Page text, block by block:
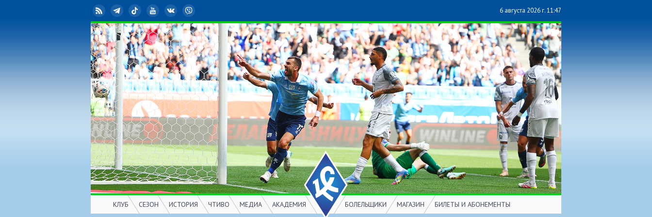
RSS TelegramTikTok YouTubeВКонтакте 6 августа 2026 г. 11:47
КЛУБ
СЕЗОН
ИСТОРИЯ
ЧТИВО
МЕДИА
АКАДЕМИЯ
БОЛЕЛЬЩИКИ
МАГАЗИН
БИЛЕТЫ И АБОНЕМЕНТЫ